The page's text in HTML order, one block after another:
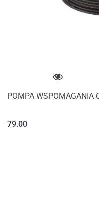
POMPA
79.00